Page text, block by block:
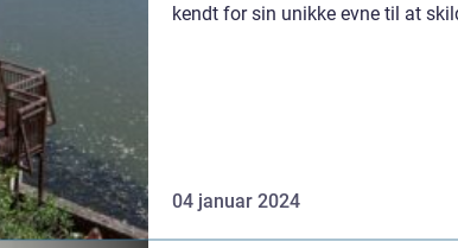
kendt for sin unikke evne til at
04 januar 2024